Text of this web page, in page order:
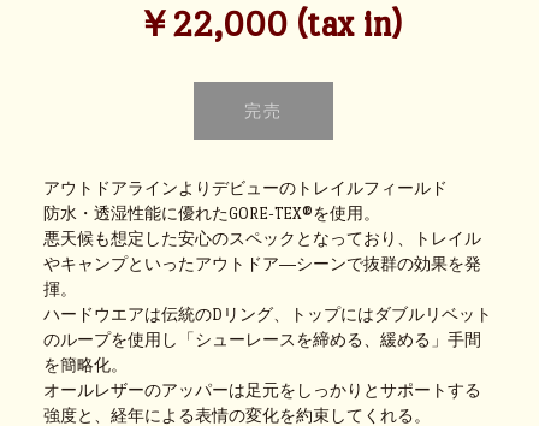
￥22,000 (tax in)
アウトドアラインよりデビューのトレイルフィールド
防水・透湿性能に優れたGORE-TEX®を使用。
悪天候も想定した安心のスペックとなっており、トレイル
やキャンプといったアウトドア―シーンで抜群の効果を発
揮。
ハードウエアは伝統のDリング、トップにはダブルリベット
のループを使用し「シューレースを締める、緩める」手間
を簡略化。
オールレザーのアッパーは足元をしっかりとサポートする
強度と、経年による表情の変化を約束してくれる。